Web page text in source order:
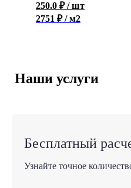
250.0 ₽ / шт
2751 ₽ / м2
Наши услуги
Бесплатный
Узнайте точное